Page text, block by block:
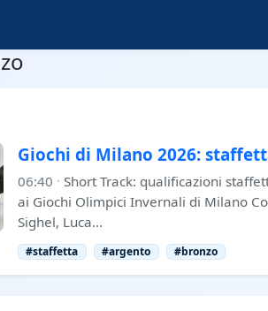
Giochi di Milano 2026:
06:40 · Short Track: qualificazioni
ai Giochi Olimpici Invernali di Milano
Sighel, Luca…
#staffetta #argento #bronzo